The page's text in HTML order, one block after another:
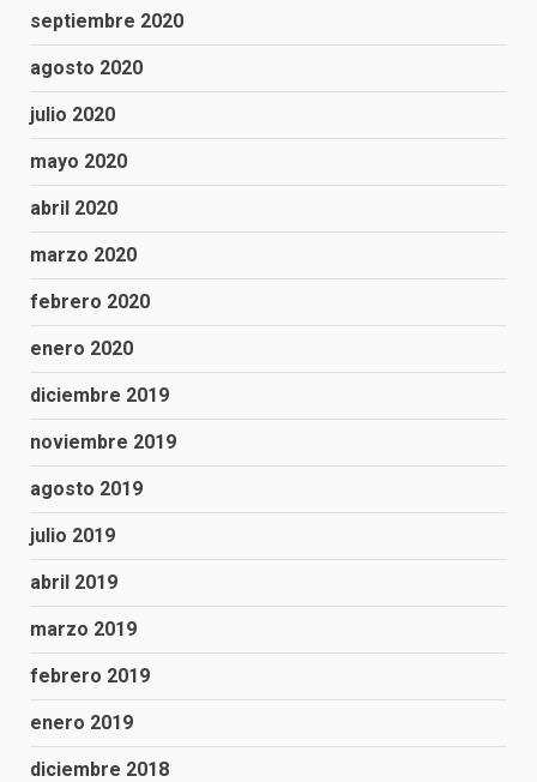
septiembre 2020
agosto 2020
julio 2020
mayo 2020
abril 2020
marzo 2020
febrero 2020
enero 2020
diciembre 2019
noviembre 2019
agosto 2019
julio 2019
abril 2019
marzo 2019
febrero 2019
enero 2019
diciembre 2018